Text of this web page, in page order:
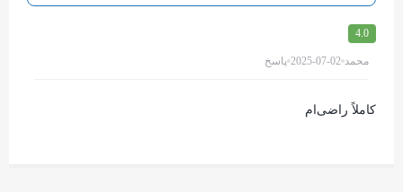
4.0
محمد 2025-07-02 پاسخ
کاملاً راضی‌ام